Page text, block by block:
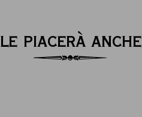
LE PIACERÀ ANCHE